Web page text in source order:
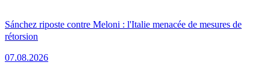
Sánchez riposte contre Meloni : l'Italie menacée de mesures de
rétorsion
07.08.2026